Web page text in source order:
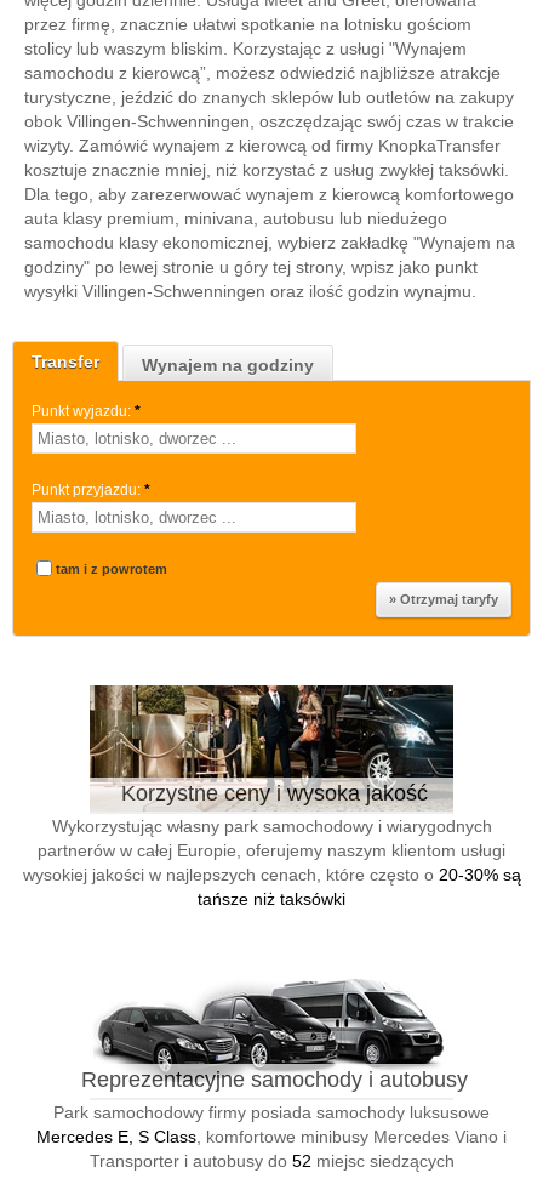
Transfer Wynajem na godziny
Punkt wyjazdu: *
Punkt przyjazdu: *
tam i z powrotem
Korzystne ceny i wysoka jakość
Wykorzystując własny park samochodowy i wiarygodnych
partnerów w całej Europie, oferujemy naszym klientom usługi
wysokiej jakości w najlepszych cenach, które często o 20-30% są
tańsze niż taksówki
Reprezentacyjne samochody i autobusy
Park samochodowy firmy posiada samochody luksusowe
Mercedes E, S Class , komfortowe minibusy Mercedes Viano i
Transporter i autobusy do 52 miejsc siedzących
przez firmę, znacznie ułatwi spotkanie na lotnisku gościom
stolicy lub waszym bliskim. Korzystając z usługi "Wynajem
samochodu z kierowcą”, możesz odwiedzić najbliższe atrakcje
turystyczne, jeździć do znanych sklepów lub outletów na zakupy
obok Villingen-Schwenningen, oszczędzając swój czas w trakcie
wizyty. Zamówić wynajem z kierowcą od firmy KnopkaTransfer
kosztuje znacznie mniej, niż korzystać z usług zwykłej taksówki.
Dla tego, aby zarezerwować wynajem z kierowcą komfortowego
auta klasy premium, minivana, autobusu lub niedużego
samochodu klasy ekonomicznej, wybierz zakładkę "Wynajem na
godziny" po lewej stronie u góry tej strony, wpisz jako punkt
wysyłki Villingen-Schwenningen oraz ilość godzin wynajmu.